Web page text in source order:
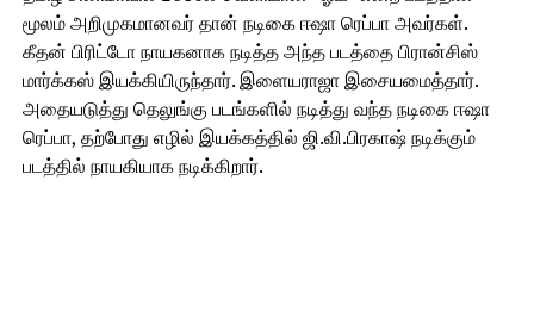
மூலம் அறிமுகமானவர் தான் நடிகை ஈஷா ரெப்பா அவர்கள்.
கீதன் பிரிட்டோ நாயகனாக நடித்த அந்த படத்தை பிரான்சிஸ்
மார்க்கஸ் இயக்கியிருந்தார். இளையராஜா இசையமைத்தார்.
அதையடுத்து தெலுங்கு படங்களில் நடித்து வந்த நடிகை ஈஷா
ரெப்பா, தற்போது எழில் இயக்கத்தில் ஜி.வி.பிரகாஷ் நடிக்கும்
படத்தில் நாயகியாக நடிக்கிறார்.